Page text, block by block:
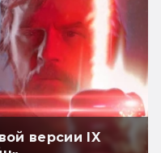
версии IX